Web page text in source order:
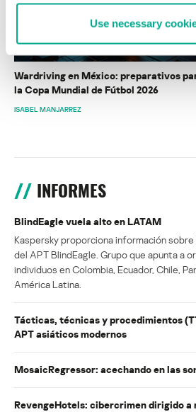
Use necessary
Wardriving en México: preparativos
la Copa Mundial de Fútbol 2026
ISABEL MANJARREZ
INFORMES
BlindEagle vuela alto en LATAM
Kaspersky proporciona información sobre
del APT BlindEagle. Grupo que apunta a
individuos en Colombia, Ecuador, Chile,
América Latina.
Tácticas, técnicas y procedimientos
APT asiáticos modernos
MosaicRegressor: acechando en las
RevengeHotels: cibercrimen dirigido a